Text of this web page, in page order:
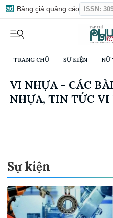
Bảng giá quảng cáo ISSN:
TRANG CHỦ SỰ KIỆN NỮ
VI NHỰA - CÁC
NHỰA, TIN TỨC VI
Sự kiện